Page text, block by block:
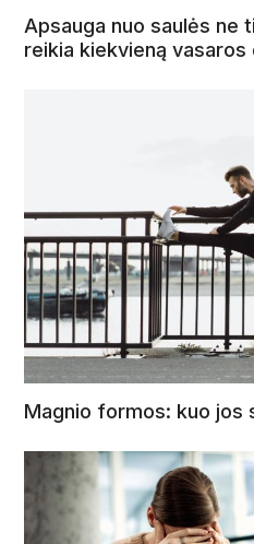
Apsauga nuo saulės ne
reikia kiekvieną vasaros
Magnio formos: kuo jos